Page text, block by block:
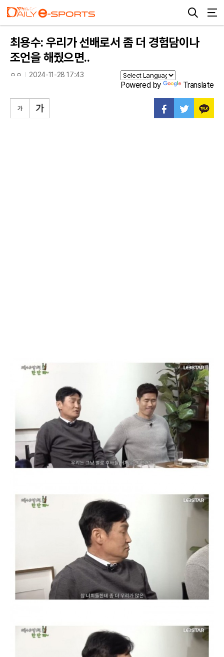
최용수: 우리가 선배로서 좀 더 경험담이나
조언을 해줬으면..
ㅇㅇ 2024-11-28 17:43
Powered by Translate